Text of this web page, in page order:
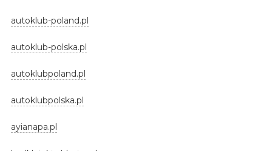
autoklub-poland.pl
autoklub-polska.pl
autoklubpoland.pl
autoklubpolska.pl
ayianapa.pl